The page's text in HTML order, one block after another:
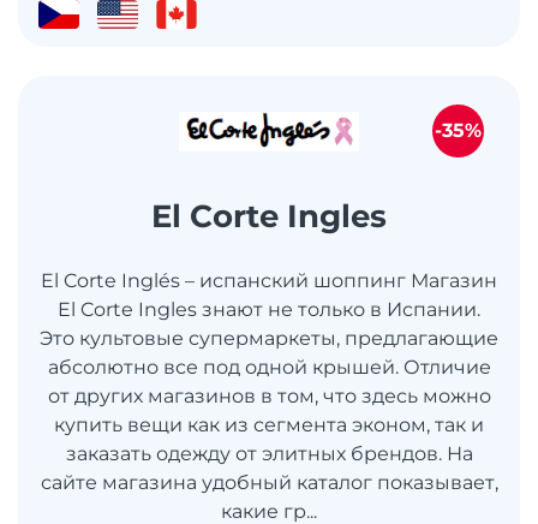
El Corte Ingles
El Corte Inglés – испанский шоппинг Магазин
El Corte Ingles знают не только в Испании.
Это культовые супермаркеты, предлагающие
абсолютно все под одной крышей. Отличие
от других магазинов в том, что здесь можно
купить вещи как из сегмента эконом, так и
заказать одежду от элитных брендов. На
сайте магазина удобный каталог показывает,
какие гр...
-35%